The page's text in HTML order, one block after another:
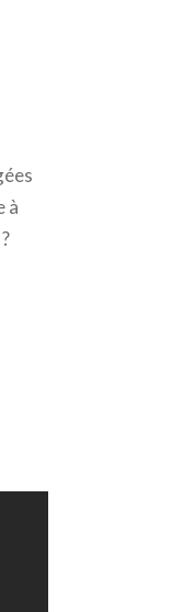
à